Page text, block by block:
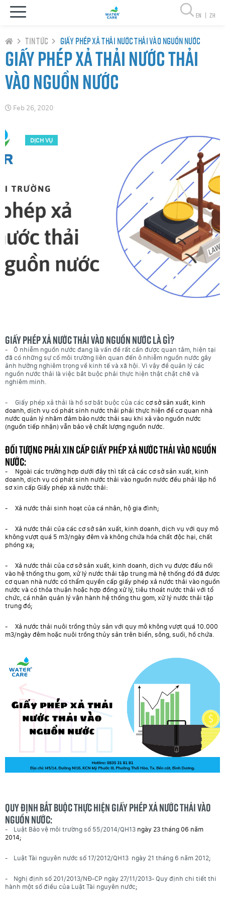
en | zh
Tin tức Giấy phép xả thải nước thải vào nguồn nước
Giấy phép xả thải nước thải
vào nguồn nước
Feb 26, 2020
DỊCH VỤ
Giấy phép xả nước thải vào nguồn nước là gì?
- Ô nhiễm nguồn nước đang là vấn đề rất cần được quan tâm, hiện tại
đã có những sự cố môi trường liên quan đến ô nhiễm nguồn nước gây
ảnh hưởng nghiêm trọng về kinh tế và xã hội. Vì vậy đề quản lý các
nguồn nước thải là việc bắt buộc phải thực hiện thật chặt chẽ và
nghiêm minh.
- Giấy phép xả thải là hồ sơ bắt buộc của các cơ sở sản xuất, kinh
doanh, dịch vụ có phát sinh nước thải phải thực hiện để cơ quan nhà
nước quản lý nhằm đảm bảo nước thải sau khi xả vào nguồn nước
(nguồn tiếp nhận) vẫn bảo vệ chất lượng nguồn nước.
Đối tượng phải xin cấp Giấy phép xả nước thải vào nguồn
nước:
- Ngoài các trường hợp dưới đây thì tất cả các cơ sở sản xuất, kinh
doanh, dịch vụ có phát sinh nước thải vào nguồn nước đều phải lập hồ
sơ xin cấp Giấy phép xả nước thải:
- Xả nước thải sinh hoạt của cá nhân, hộ gia đình;
- Xả nước thải của các cơ sở sản xuất, kinh doanh, dịch vụ với quy mô
không vượt quá 5 m3/ngày đêm và không chứa hóa chất độc hại, chất
phóng xạ;
- Xả nước thải của cơ sở sản xuất, kinh doanh, dịch vụ được đấu nối
vào hệ thống thu gom, xử lý nước thải tập trung mà hệ thống đó đã được
cơ quan nhà nước có thẩm quyền cấp giấy phép xả nước thải vào nguồn
nước và có thỏa thuận hoặc hợp đồng xử lý, tiêu thoát nước thải với tổ
chức, cá nhân quản lý vận hành hệ thống thu gom, xử lý nước thải tập
trung đó;
- Xả nước thải nuôi trồng thủy sản với quy mô không vượt quá 10.000
m3/ngày đêm hoặc nuôi trồng thủy sản trên biển, sông, suối, hồ chứa.
Quy định bắt buộc thực hiện Giấy phép xả nước thải vào
nguồn nước:
- Luật Bảo vệ môi trường số 55/2014/QH13 ngày 23 tháng 06 năm
2014;
- Luật Tài nguyên nước số 17/2012/QH13 ngày 21 tháng 6 năm 2012;
- Nghị định số 201/2013/NĐ-CP ngày 27/11/2013- Quy định chi tiết thi
hành một số điều của Luật Tài nguyên nước;